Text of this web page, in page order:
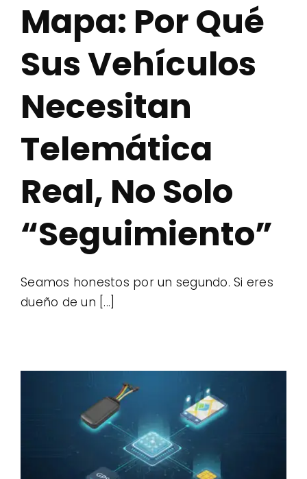
Mapa: Por Qué
Sus Vehículos
Necesitan
Telemática
Real, No Solo
“Seguimiento”
Seamos honestos por un segundo. Si eres
dueño de un [...]